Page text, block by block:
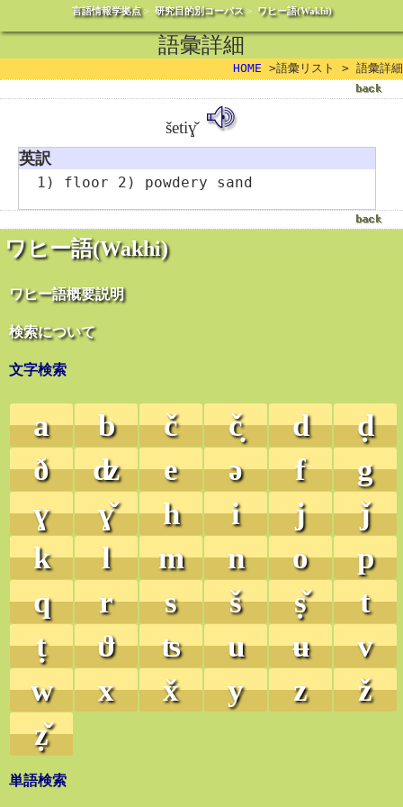
言語情報学拠点> 研究目的別コーパス> ワヒー語(Wakhi)
ワヒー語(Wakhi)
ワヒー語概要説明
検索について
文字検索
a b č č̣ d
ḍ
ð
ʣ e ə f
g
ɣ
ɣ̌ h i j
ǰ
k
l m n o
p
q
r s š ṣ̌
t
ṭ
ϑ ʦ u ʉ
v
w
x x̌ y z
ž
ẓ̌
単語検索
語彙詳細
HOME >語彙リスト > 語彙詳細
šetiɣ̌
英訳
1) floor 2) powdery sand